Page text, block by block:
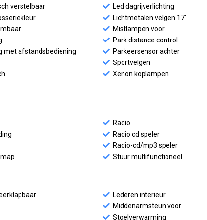
verstelbaar
met afstandsbediening
Led dagrijverlichting
Lichtmetalen velgen 17"
Mistlampen voor
Park distance control
Parkeersensor achter
Sportvelgen
Xenon koplampen
Radio
Radio cd speler
Radio-cd/mp3 speler
Stuur multifunctioneel
Lederen interieur
Middenarmsteun voor
Stoelverwarming